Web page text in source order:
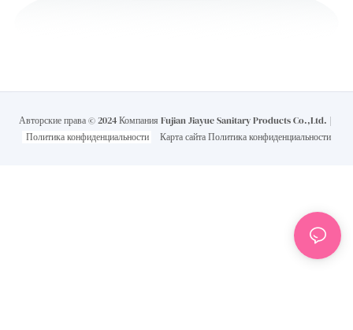
Авторские права © 2024 Компания Fujian Jiayue Sanitary Products Co.,Ltd. |
Политика конфиденциальности
Карта сайтаПолитика конфиденциальности